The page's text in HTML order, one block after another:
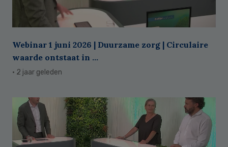
Webinar 1 juni 2026 | Duurzame zorg | Circulaire
waarde ontstaat in ...
· 2 jaar geleden